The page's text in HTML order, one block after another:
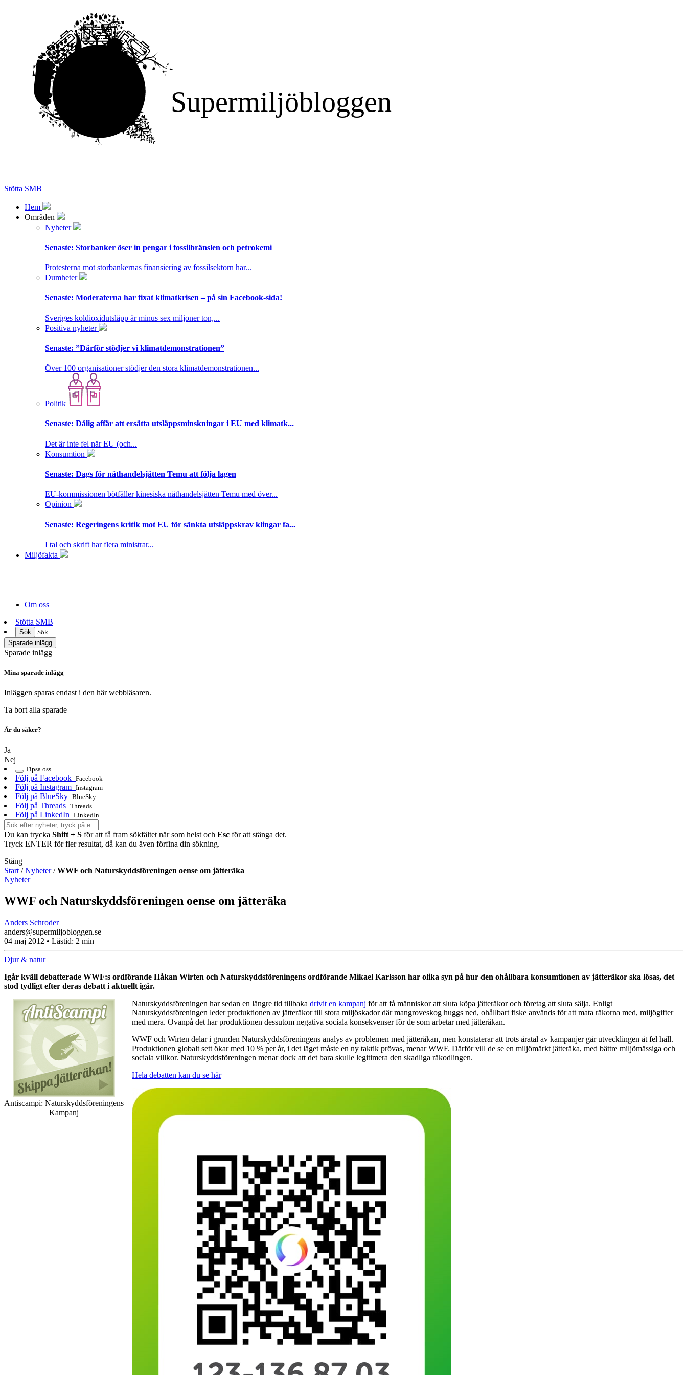
Supermiljöbloggen
Stötta SMB
Hem
Områden
Nyheter
Senaste: Storbanker öser in pengar i fossilbränslen och petrokemi
Protesterna mot storbankernas finansiering av fossilsektorn har...
Dumheter
Senaste: Moderaterna har fixat klimatkrisen – på sin Facebook-sida!
Sveriges koldioxidutsläpp är minus sex miljoner ton,...
Positiva nyheter
Senaste: ”Därför stödjer vi klimatdemonstrationen”
Över 100 organisationer stödjer den stora klimatdemonstrationen...
Politik
Senaste: Dålig affär att ersätta utsläppsminskningar i EU med klimatk...
Det är inte fel när EU (och...
Konsumtion
Senaste: Dags för näthandelsjätten Temu att följa lagen
EU-kommissionen bötfäller kinesiska näthandelsjätten Temu med över...
Opinion
Senaste: Regeringens kritik mot EU för sänkta utsläppskrav klingar fa...
I tal och skrift har flera ministrar...
Miljöfakta
Om oss
Stötta SMB
Sök
Sök
Sparade inlägg
Sparade inlägg
Mina sparade inlägg
Inläggen sparas endast i den här webbläsaren.
Ta bort alla sparade
Är du säker?
Ja
Nej
Tipsa oss
Följ på Facebook Facebook
Följ på Instagram Instagram
Följ på BlueSky BlueSky
Följ på Threads Threads
Följ på LinkedIn LinkedIn
Du kan trycka Shift + S för att få fram sökfältet när som helst och Esc för att stänga det.
Tryck ENTER för fler resultat, då kan du även förfina din sökning.
Stäng
Start /Nyheter/WWF och Naturskyddsföreningen oense om jätteräka
Nyheter
WWF och Naturskyddsföreningen oense om jätteräka
Anders Schroder
anders@supermiljobloggen.se
04 maj 2012 • Lästid: 2 min
Djur & natur
Igår kväll debatterade WWF:s ordförande Håkan Wirten och Naturskyddsföreningens ordförande Mikael Karlsson har olika syn på hur den ohållbara konsumtionen av jätteräkor ska lösas, det
stod tydligt efter deras debatt i aktuellt igår.
Antiscampi: Naturskyddsföreningens
Kampanj
Naturskyddsföreningen har sedan en längre tid tillbaka drivit en kampanj för att få människor att sluta köpa jätteräkor och företag att sluta sälja. Enligt
Naturskyddsföreningen leder produktionen av jätteräkor till stora miljöskador där mangroveskog huggs ned, ohållbart fiske används för att mata räkorna med, miljögifter
med mera. Ovanpå det har produktionen dessutom negativa sociala konsekvenser för de som arbetar med jätteräkan.
WWF och Wirten delar i grunden Naturskyddsföreningens analys av problemen med jätteräkan, men konstaterar att trots åratal av kampanjer går utvecklingen åt fel håll.
Produktionen globalt sett ökar med 10 % per år, i det läget måste en ny taktik prövas, menar WWF. Därför vill de se en miljömärkt jätteräka, med bättre miljömässiga och
sociala villkor. Naturskyddsföreningen menar dock att det bara skulle legitimera den skadliga räkodlingen.
Hela debatten kan du se här